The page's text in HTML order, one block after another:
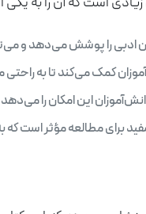
ادبی را پوشش می‌دهد و
کمک می‌کند تا به راحتی
این امکان را می‌دهد
برای مطالعه مؤثر است که